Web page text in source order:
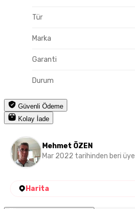
Tür
Marka
Garanti
Durum
Güvenli Ödeme
Kolay İade
Mehmet ÖZEN
Mar 2022 tarihinden beri üye
Harita